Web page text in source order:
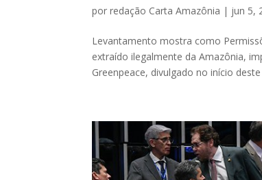
porredação Carta Amazônia | jun 5,
Levantamento mostra como
extraído ilegalmente da Amazônia,
Greenpeace, divulgado no início deste